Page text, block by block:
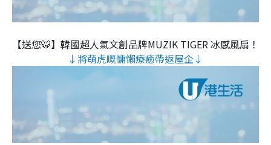
【送您🐯】韓國超人氣文創品牌MUZIK TIGER 冰感風扇！
↓將萌虎嘅慵懶療癒帶返屋企↓